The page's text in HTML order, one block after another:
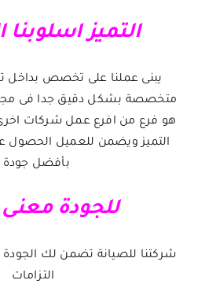
التميز
يبنى عملنا على تخصص
متخصصة بشكل دقيق جدا فى مجال
هو فرع من افرع عمل شركات
التميز ويضمن للعميل الحصول
بأفضل جودة
للجودة
شركتنا للصيانة تضمن لك الجودة
التزامات